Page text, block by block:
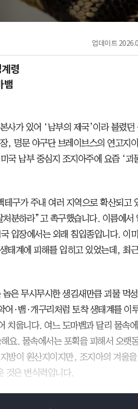
업데이트
령
뱀
사가 있어 ‘남부의 제국’이라 불렸
, 명문 야구단 브레이브스의 연고지
국 남부 중심지 조지아주에 요즘 ‘괴
테구가 주내 여러 지역으로 확산되고
분하라”고 촉구했습니다. 이름에서
입장에서는 외래 침입종입니다. 이
태계에 피해를 입히고 있었는데, 최
은 무시무시한 생김새만큼 괴물 먹
어·뱀·개구리처럼 토착 생태계를 이
치웁니다. 여느 도마뱀과 달리 물속
요. 물속에서는 포획을 피해서 오랫
방이 원산지이지만, 조지아의 겨울
것은 번식력입니다.